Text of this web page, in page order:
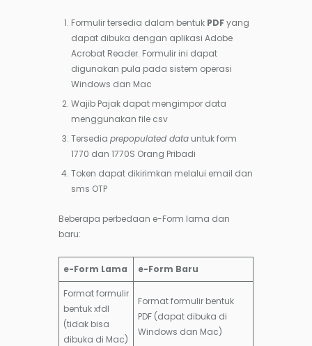
Formulir tersedia dalam bentuk PDFyang
dapat dibuka dengan aplikasi Adobe
Acrobat Reader. Formulir ini dapat
digunakan pula pada sistem operasi
Windows dan Mac
Wajib Pajak dapat mengimpor data
menggunakan file csv
Tersedia prepopulated data untuk form
1770 dan 1770S Orang Pribadi
Token dapat dikirimkan melalui email dan
sms OTP
Beberapa perbedaan e-Form lama dan
baru:
e-Form Lama e-Form Baru
Format formulir
bentuk xfdl
(tidak bisa
dibuka di Mac)
Format formulir bentuk
PDF (dapat dibuka di
Windows dan Mac)